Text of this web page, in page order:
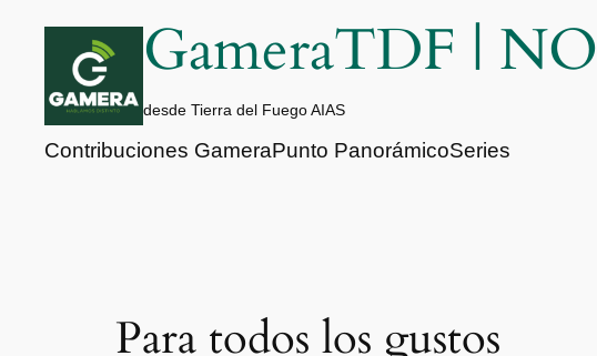
contenido
GameraTDF |
desde Tierra del Fuego AIAS
Contribuciones GameraPunto PanorámicoSeries
Para todos los gustos